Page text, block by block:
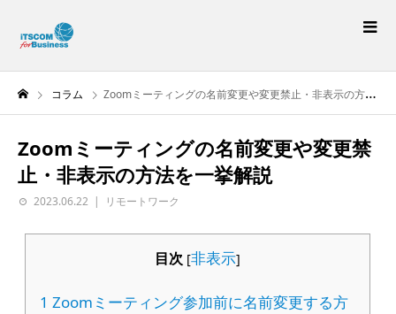
コラム Zoomミーティングの名前変更や変更禁止・非表示の方法を一挙解説
Zoomミーティングの名前変更や変更禁
止・非表示の方法を一挙解説
2023.06.22 リモートワーク
目次 [非表示]
1 Zoomミーティング参加前に名前変更する方